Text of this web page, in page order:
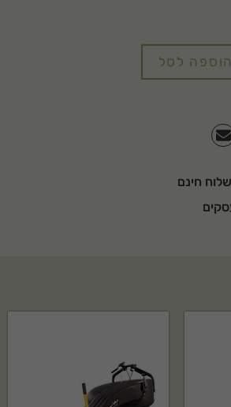
הוספה לסל